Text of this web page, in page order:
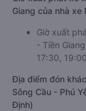
Giang của nhà xe
Giờ xuất
- Tiền
17:30,
Địa điểm đón
Sông Cầu - Phú
Định)